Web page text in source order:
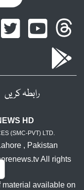
رابطہ کریں
HD
(SMC-PVT) LTD.
, Pakistan
All rights
material available on